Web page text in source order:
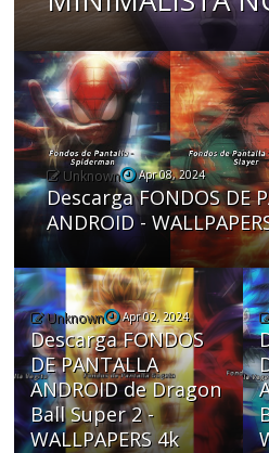
Unknown Apr 08, 2024
Descarga FONDOS DE
ANDROID -
Unknown Apr 02, 2024
Descarga FONDOS
DE PANTALLA
ANDROID de Dragon
Ball Super 2 -
WALLPAPERS 4k